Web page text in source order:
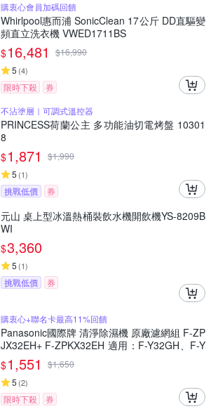
購衷心會員加碼回饋
Whirlpool惠而浦 SonicClean 17公斤 DD直驅變
頻直立洗衣機 VWED1711BS
$16,481 $16,990
5 (4)
限時下殺
券
不沾塗層｜可調式溫控器
PRINCESS荷蘭公主 多功能油切電烤盤 10301
8
$1,871 $1,990
5 (1)
挑戰低價 券
元山 桌上型冰溫熱桶裝飲水機開飲機YS-8209B
WI
$3,360
5 (1)
挑戰低價 券
購衷心+聯名卡最高11%回饋
Panasonic國際牌 清淨除濕機 原廠濾網組 F-ZP
JX32EH+ F-ZPKX32EH 適用：F-Y32GH、F-Y
32JH、F-Y36JH
$1,551 $1,650
5 (2)
限時下殺 券